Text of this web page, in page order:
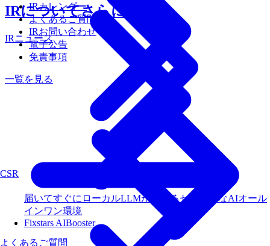
IRカレンダー
よくあるご質問
IRお問い合わせ
電子公告
免責事項
一覧を見る
CSR
届いてすぐにローカルLLMが使えるセキュアなAIオール
インワン環境
Fixstars AIBooster
よくあるご質問
IRについてさらに知る
IRニュース